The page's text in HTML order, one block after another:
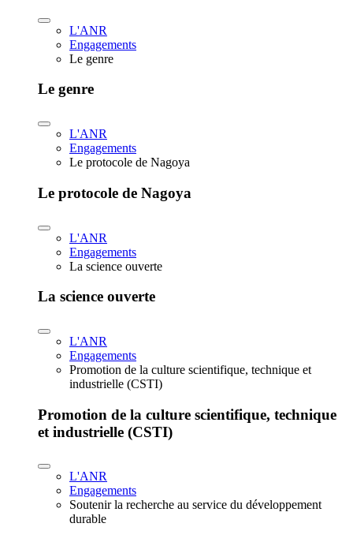
L'ANR
Engagements
Le genre
Le genre
L'ANR
Engagements
Le protocole de Nagoya
Le protocole de Nagoya
L'ANR
Engagements
La science ouverte
La science ouverte
L'ANR
Engagements
Promotion de la culture scientifique, technique et
industrielle (CSTI)
Promotion de la culture scientifique, technique
et industrielle (CSTI)
L'ANR
Engagements
Soutenir la recherche au service du développement
durable